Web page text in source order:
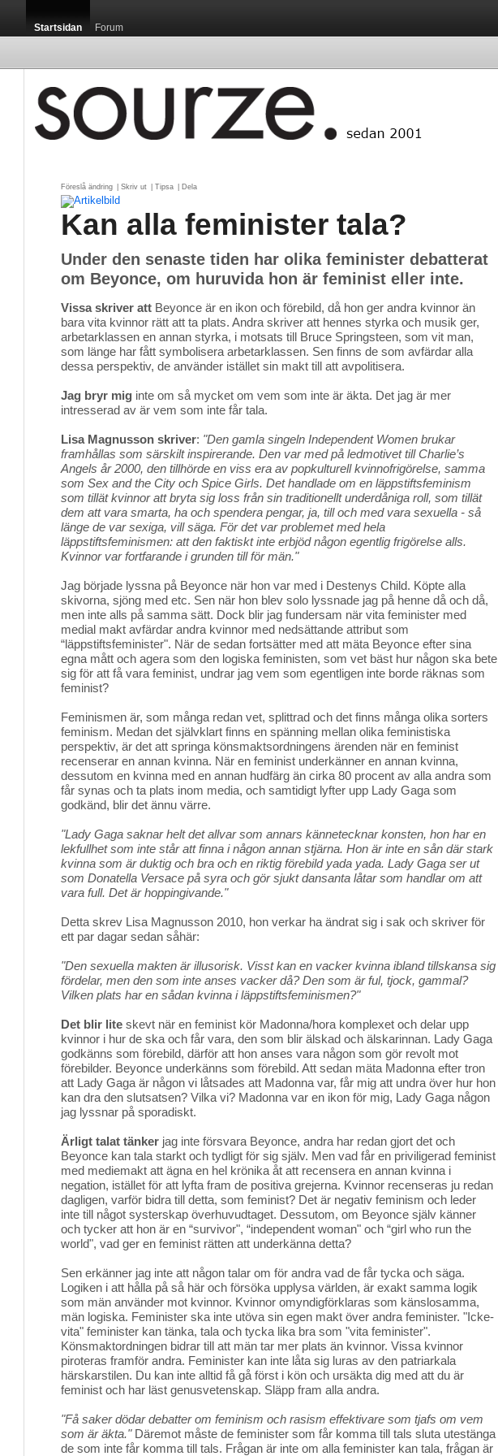
Startsidan Forum
Föreslå ändring Skriv ut Tipsa Dela
Kan alla feminister tala?
Under den senaste tiden har olika feminister debatterat
om Beyonce, om huruvida hon är feminist eller inte.
Vissa skriver att Beyonce är en ikon och förebild, då hon ger andra kvinnor än
bara vita kvinnor rätt att ta plats. Andra skriver att hennes styrka och musik ger,
arbetarklassen en annan styrka, i motsats till Bruce Springsteen, som vit man,
som länge har fått symbolisera arbetarklassen. Sen finns de som avfärdar alla
dessa perspektiv, de använder istället sin makt till att avpolitisera.
Jag bryr mig inte om så mycket om vem som inte är äkta. Det jag är mer
intresserad av är vem som inte får tala.
Lisa Magnusson skriver: "Den gamla singeln Independent Women brukar
framhållas som särskilt inspirerande. Den var med på ledmotivet till Charlie’s
Angels år 2000, den tillhörde en viss era av popkulturell kvinnofrigörelse, samma
som Sex and the City och Spice Girls. Det handlade om en läppstiftsfeminism
som tillät kvinnor att bryta sig loss från sin traditionellt underdåniga roll, som tillät
dem att vara smarta, ha och spendera pengar, ja, till och med vara sexuella - så
länge de var sexiga, vill säga. För det var problemet med hela
läppstiftsfeminismen: att den faktiskt inte erbjöd någon egentlig frigörelse alls.
Kvinnor var fortfarande i grunden till för män."
Jag började lyssna på Beyonce när hon var med i Destenys Child. Köpte alla
skivorna, sjöng med etc. Sen när hon blev solo lyssnade jag på henne då och då,
men inte alls på samma sätt. Dock blir jag fundersam när vita feminister med
medial makt avfärdar andra kvinnor med nedsättande attribut som
“läppstiftsfeminister". När de sedan fortsätter med att mäta Beyonce efter sina
egna mått och agera som den logiska feministen, som vet bäst hur någon ska bete
sig för att få vara feminist, undrar jag vem som egentligen inte borde räknas som
feminist?
Feminismen är, som många redan vet, splittrad och det finns många olika sorters
feminism. Medan det självklart finns en spänning mellan olika feministiska
perspektiv, är det att springa könsmaktsordningens ärenden när en feminist
recenserar en annan kvinna. När en feminist underkänner en annan kvinna,
dessutom en kvinna med en annan hudfärg än cirka 80 procent av alla andra som
får synas och ta plats inom media, och samtidigt lyfter upp Lady Gaga som
godkänd, blir det ännu värre.
"Lady Gaga saknar helt det allvar som annars kännetecknar konsten, hon har en
lekfullhet som inte står att finna i någon annan stjärna. Hon är inte en sån där stark
kvinna som är duktig och bra och en riktig förebild yada yada. Lady Gaga ser ut
som Donatella Versace på syra och gör sjukt dansanta låtar som handlar om att
vara full. Det är hoppingivande."
Detta skrev Lisa Magnusson 2010, hon verkar ha ändrat sig i sak och skriver för
ett par dagar sedan såhär:
"Den sexuella makten är illusorisk. Visst kan en vacker kvinna ibland tillskansa sig
fördelar, men den som inte anses vacker då? Den som är ful, tjock, gammal?
Vilken plats har en sådan kvinna i läppstiftsfeminismen?"
Det blir lite skevt när en feminist kör Madonna/hora komplexet och delar upp
kvinnor i hur de ska och får vara, den som blir älskad och älskarinnan. Lady Gaga
godkänns som förebild, därför att hon anses vara någon som gör revolt mot
förebilder. Beyonce underkänns som förebild. Att sedan mäta Madonna efter tron
att Lady Gaga är någon vi låtsades att Madonna var, får mig att undra över hur hon
kan dra den slutsatsen? Vilka vi? Madonna var en ikon för mig, Lady Gaga någon
jag lyssnar på sporadiskt.
Ärligt talat tänker jag inte försvara Beyonce, andra har redan gjort det och
Beyonce kan tala starkt och tydligt för sig själv. Men vad får en priviligerad feminist
med mediemakt att ägna en hel krönika åt att recensera en annan kvinna i
negation, istället för att lyfta fram de positiva grejerna. Kvinnor recenseras ju redan
dagligen, varför bidra till detta, som feminist? Det är negativ feminism och leder
inte till något systerskap överhuvudtaget. Dessutom, om Beyonce själv känner
och tycker att hon är en “survivor", “independent woman" och “girl who run the
world", vad ger en feminist rätten att underkänna detta?
Sen erkänner jag inte att någon talar om för andra vad de får tycka och säga.
Logiken i att hålla på så här och försöka upplysa världen, är exakt samma logik
som män använder mot kvinnor. Kvinnor omyndigförklaras som känslosamma,
män logiska. Feminister ska inte utöva sin egen makt över andra feminister. "Icke-
vita" feminister kan tänka, tala och tycka lika bra som "vita feminister".
Könsmaktordningen bidrar till att män tar mer plats än kvinnor. Vissa kvinnor
piroteras framför andra. Feminister kan inte låta sig luras av den patriarkala
härskarstilen. Du kan inte alltid få gå först i kön och ursäkta dig med att du är
feminist och har läst genusvetenskap. Släpp fram alla andra.
"Få saker dödar debatter om feminism och rasism effektivare som tjafs om vem
som är äkta."Däremot måste de feminister som får komma till tals sluta utestänga
de som inte får komma till tals. Frågan är inte om alla feminister kan tala, frågan är